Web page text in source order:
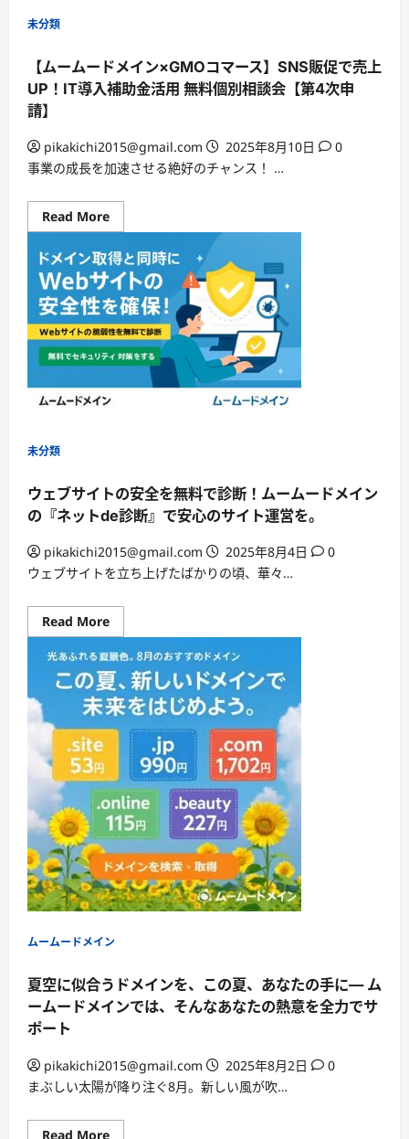
ー
ド
メ
姉
妹
サ
ス
ー
ド
メ
ら
始
め
Workspace
｜
独
ド
メ
イ
ン
メ
ー
ル
で
業
効
率
未分類
【ムームードメイン×GMOコマース】SNS販促で売上
UP！IT導入補助金活用 無料個別相談会【第4次申
請】
pikakichi2015@gmail.com 2025年8月10日
0
事業の成長を加速させる絶好のチャンス！ …
Read MoreRead
more
【ム
ー
ム
ー
ド
メ
イ
ン
×GMO
コ
ー
ス】
上
UP！
IT
導
補
助
金
無
料
個
別
相
談
会
【第
4
次
請】
未分類
ウェブサイトの安全を無料で診断！ムームードメイン
の『ネットde診断』で安心のサイト運営を。
pikakichi2015@gmail.com 2025年8月4日
0
ウェブサイトを立ち上げたばかりの頃、華々…
Read MoreRead
more
ウ
ェ
ブ
サ
イ
ト
の
を
無
料
で
診
断！
ム
ー
ム
ー
ド
メ
ン
ッ
ト
de
診
心
の
サ
ト
運
ムームードメイン
夏空に似合うドメインを、この夏、あなたの手に— ム
ームードメインでは、そんなあなたの熱意を全力でサ
ポート
pikakichi2015@gmail.com 2025年8月2日
0
まぶしい太陽が降り注ぐ8月。新しい風が吹…
Read MoreRead